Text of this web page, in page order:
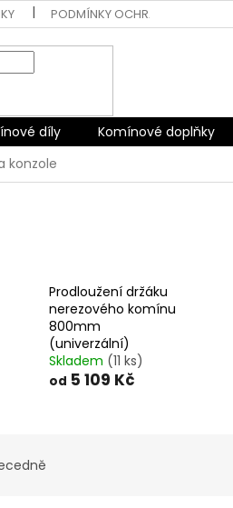
PODMÍNKY OCHRANY
díly Komínové doplňky
konzole
Prodloužení držáku
nerezového komínu
800mm
(univerzální)
Skladem (11 ks)
od 5 109 Kč